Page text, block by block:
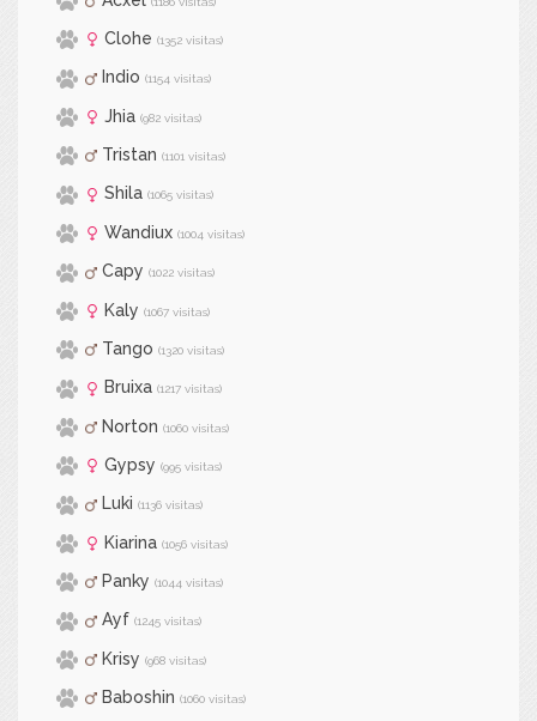
Clohe (1352 visitas)
Indio (1154 visitas)
Jhia (982 visitas)
Tristan (1101 visitas)
Shila (1065 visitas)
Wandiux (1004 visitas)
Capy (1022 visitas)
Kaly (1067 visitas)
Tango (1320 visitas)
Bruixa (1217 visitas)
Norton (1060 visitas)
Gypsy (995 visitas)
Luki (1136 visitas)
Kiarina (1056 visitas)
Panky (1044 visitas)
Ayf (1245 visitas)
Krisy (968 visitas)
Baboshin (1060 visitas)